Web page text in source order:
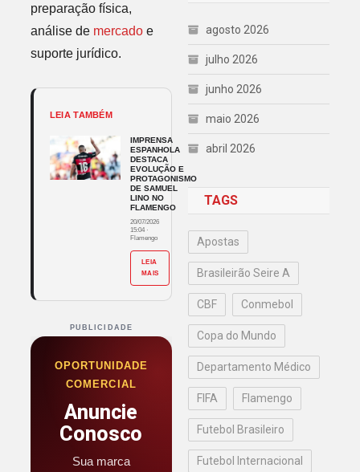
preparação física,
análise de mercadoe
suporte jurídico.
LEIA TAMBÉM
IMPRENSA
ESPANHOLA
DESTACA
EVOLUÇÃO E
PROTAGONISMO
DE SAMUEL
LINO NO
FLAMENGO
20/07/2026
15:04 ·
Flamengo
LEIA
MAIS
PUBLICIDADE
OPORTUNIDADE
COMERCIAL
Anuncie
Conosco
Sua marca
agosto 2026
julho 2026
junho 2026
maio 2026
abril 2026
TAGS
Apostas
Brasileirão Seire A
CBF Conmebol
Copa do Mundo
Departamento Médico
FIFA Flamengo
Futebol Brasileiro
Futebol Internacional